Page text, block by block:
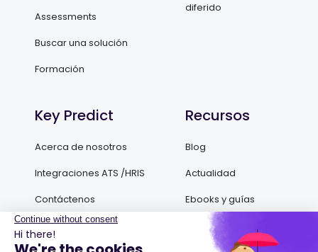
Assessments
Buscar una solución
Formación
diferido
Key Predict
Acerca de nosotros
Integraciones ATS /HRIS
Contáctenos
Recursos
Blog
Actualidad
Ebooks y guías
Podcasts